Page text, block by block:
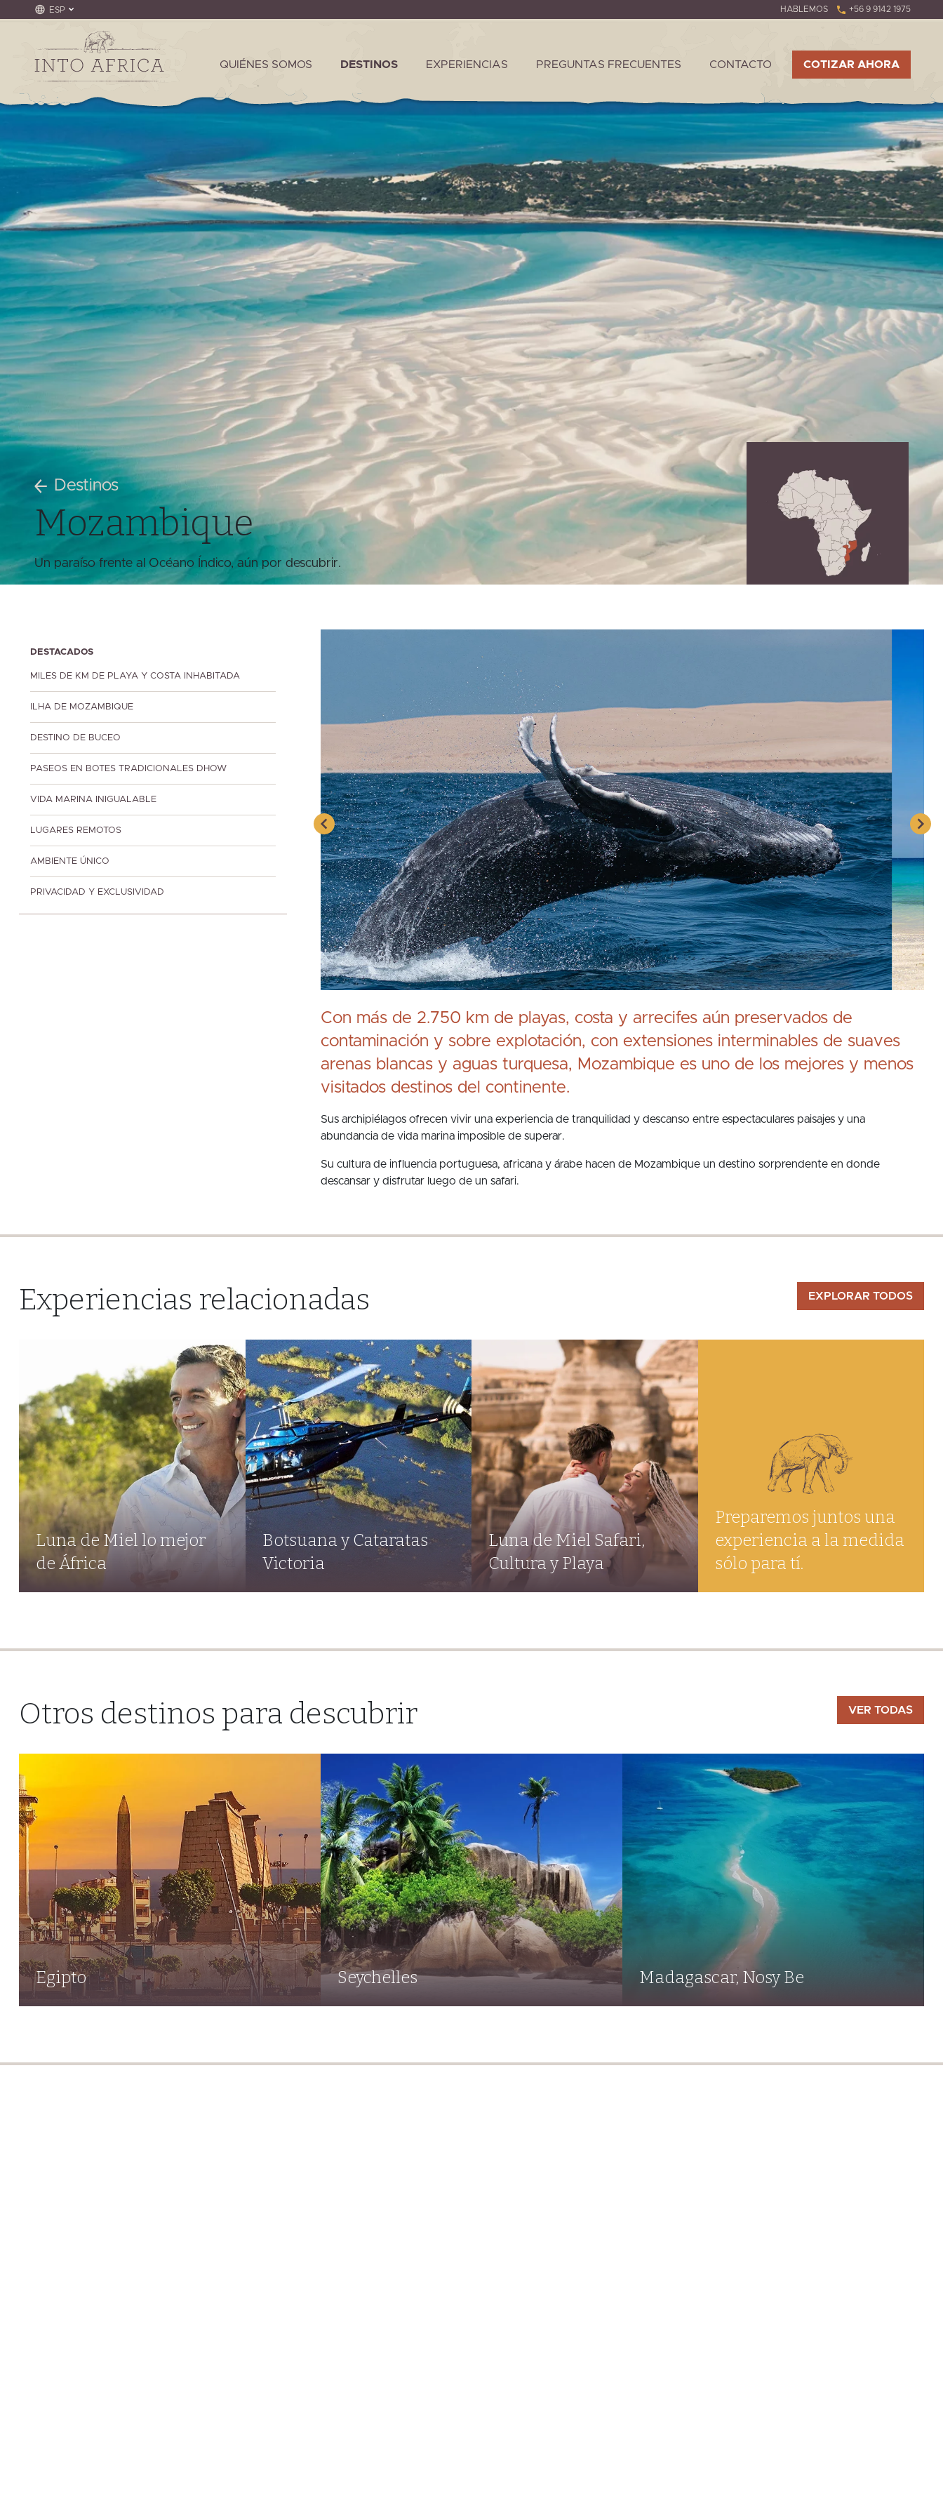
ESP HABLEMOS +56 9 9142 1975
QUIÉNES SOMOS DESTINOS EXPERIENCIAS PREGUNTAS FRECUENTES CONTACTO COTIZAR AHORA
Destinos
Mozambique
Un paraíso frente al Océano Índico, aún por descubrir.
DESTACADOS
MILES DE KM DE PLAYA Y COSTA INHABITADA
ILHA DE MOZAMBIQUE
DESTINO DE BUCEO
PASEOS EN BOTES TRADICIONALES DHOW
VIDA MARINA INIGUALABLE
LUGARES REMOTOS
AMBIENTE ÚNICO
PRIVACIDAD Y EXCLUSIVIDAD
Con más de 2.750 km de playas, costa y arrecifes aún preservados de
contaminación y sobre explotación, con extensiones interminables de suaves
arenas blancas y aguas turquesa, Mozambique es uno de los mejores y menos
visitados destinos del continente.
Sus archipiélagos ofrecen vivir una experiencia de tranquilidad y descanso entre espectaculares paisajes y una
abundancia de vida marina imposible de superar.
Su cultura de influencia portuguesa, africana y árabe hacen de Mozambique un destino sorprendente en donde
descansar y disfrutar luego de un safari.
Experiencias relacionadas EXPLORAR TODOS
Luna de Miel lo mejor
de África
Botsuana y Cataratas
Victoria
Luna de Miel Safari,
Cultura y Playa
Preparemos juntos una
experiencia a la medida
sólo para tí.
Otros destinos para descubrir VER TODAS
Egipto Seychelles Madagascar, Nosy Be